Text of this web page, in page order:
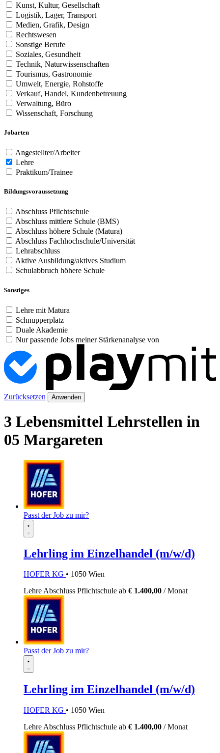
Kunst, Kultur, Gesellschaft
Logistik, Lager, Transport
Medien, Grafik, Design
Rechtswesen
Sonstige Berufe
Soziales, Gesundheit
Technik, Naturwissenschaften
Tourismus, Gastronomie
Umwelt, Energie, Rohstoffe
Verkauf, Handel, Kundenbetreuung
Verwaltung, Büro
Wissenschaft, Forschung
Jobarten
Angestellter/Arbeiter
Lehre
Praktikum/Trainee
Bildungsvoraussetzung
Abschluss Pflichtschule
Abschluss mittlere Schule (BMS)
Abschluss höhere Schule (Matura)
Abschluss Fachhochschule/Universität
Lehrabschluss
Aktive Ausbildung/aktives Studium
Schulabbruch höhere Schule
Sonstiges
Lehre mit Matura
Schnupperplatz
Duale Akademie
Nur passende Jobs meiner Stärkenanalyse von
Zurücksetzen Anwenden
3 Lebensmittel Lehrstellen in
05 Margareten
Passt der Job zu mir?
Lehrling im Einzelhandel (m/w/d)
HOFER KG • 1050 Wien
LehreAbschluss Pflichtschule ab € 1.400,00 / Monat
Passt der Job zu mir?
Lehrling im Einzelhandel (m/w/d)
HOFER KG • 1050 Wien
Lehre Abschluss Pflichtschule ab € 1.400,00 / Monat